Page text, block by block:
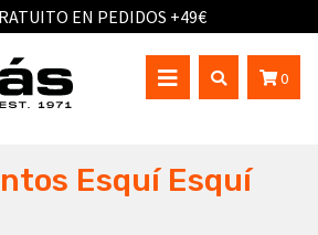
EN PEDIDOS +49€
0
Esquí Esquí